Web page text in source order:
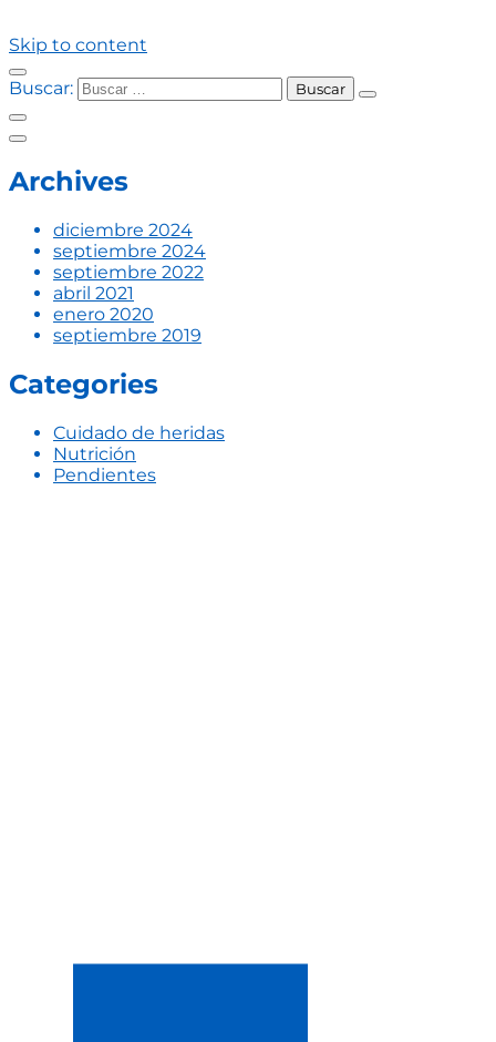
Skip to content
Buscar:
Archives
diciembre 2024
septiembre 2024
septiembre 2022
abril 2021
enero 2020
septiembre 2019
Categories
Cuidado de heridas
Nutrición
Pendientes